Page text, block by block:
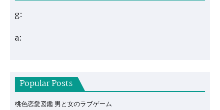
g:
a:
Popular Posts
桃色恋愛図鑑 男と女のラブゲーム